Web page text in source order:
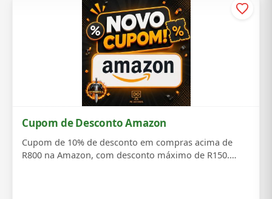
Cupom de Desconto Amazon
Cupom de 10% de desconto em compras acima de
R800 na Amazon, com desconto máximo de R150.